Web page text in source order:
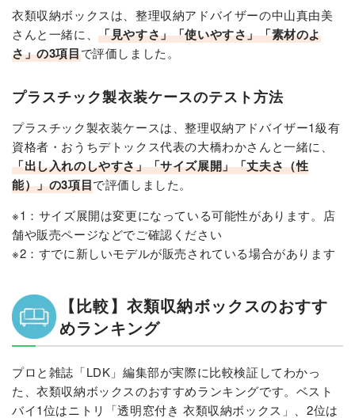
衣類収納ボックスは、整理収納アドバイザーの中山真由美
さんと一緒に、「見やすさ」「使いやすさ」「素材のよ
さ」の3項目で評価しました。
プラスチック製衣装ケースのテスト方法
プラスチック製衣装ケースは、整理収納アドバイザー1級有
資格者・おうちデトックス代表の大橋わかさんと一緒に、
「出し入れのしやすさ」「サイズ展開」「丈夫さ（性
能）」の3項目で評価しました。
※1：サイズ展開は変更になっている可能性があります。店
舗や販売ページなどでご確認ください
※2：すでに新しいモデルが販売されている場合があります
【比較】衣類収納ボックスのおすす
めランキング
プロと雑誌「LDK」編集部が実際に比較検証してわかっ
た、衣類収納ボックスのおすすめランキングです。ベスト
バイ1位はニトリ「透明窓付き 衣類収納ボックス」、2位は